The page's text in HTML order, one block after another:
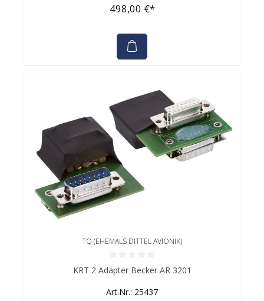
498,00 €*
TQ (EHEMALS DITTEL AVIONIK)
Durchschnittliche Bewertung von 0 von 5 Sternen
KRT 2 Adapter Becker AR 3201
Art.Nr.: 25437